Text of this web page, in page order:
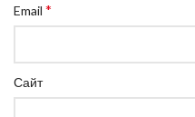
Email *
Сайт